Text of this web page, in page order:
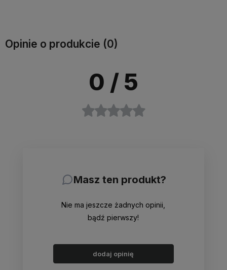
Opinie o produkcie (0)
0 / 5
Masz ten produkt?
Nie ma jeszcze żadnych opinii,
bądź pierwszy!
dodaj opinię